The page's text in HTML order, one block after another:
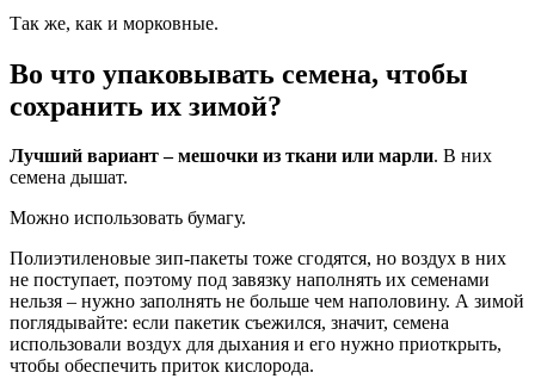
Так же, как и морковные.
Во что упаковывать семена, чтобы
сохранить их зимой?
Лучший вариант – мешочки из ткани или марли. В них
семена дышат.
Можно использовать бумагу.
Полиэтиленовые зип-пакеты тоже сгодятся, но воздух в них
не поступает, поэтому под завязку наполнять их семенами
нельзя – нужно заполнять не больше чем наполовину. А зимой
поглядывайте: если пакетик съежился, значит, семена
использовали воздух для дыхания и его нужно приоткрыть,
чтобы обеспечить приток кислорода.